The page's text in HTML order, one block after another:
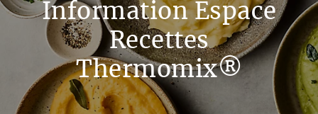
Information Espace
Recettes
Thermomix®